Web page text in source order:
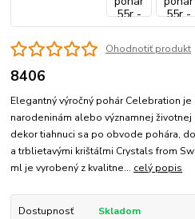
Ohodnotiť produkt
8406
Elegantný výročný pohár Celebration
narodeninám alebo významnej
dekor tiahnuci sa po obvode pohára,
a trblietavými krištáľmi Crystals from
ml je vyrobený z kvalitne... celý popis
Dostupnosť Skladom